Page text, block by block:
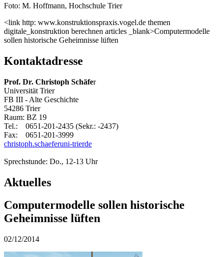
Foto: M. Hoffmann, Hochschule Trier
<link http: www.konstruktionspraxis.vogel.de themen
digitale_konstruktion berechnen articles _blank>Computermodelle
sollen historische Geheimnisse lüften
Kontaktadresse
Prof. Dr. Christoph Schäfer
Universität Trier
FB III - Alte Geschichte
54286 Trier
Raum: BZ 19
Tel.: 0651-201-2435 (Sekr.: -2437)
Fax: 0651-201-3999
christoph.schaeferuni-trierde
Sprechstunde: Do., 12-13 Uhr
Aktuelles
Computermodelle sollen historische
Geheimnisse lüften
02/12/2014